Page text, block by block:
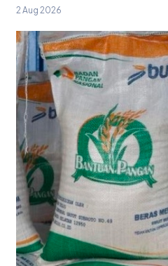
2 Aug 2026